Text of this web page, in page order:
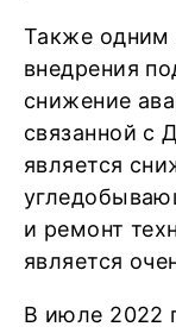
Также одним
внедрения
снижение
связанной с
является
и ремонт
является
В июле 2022